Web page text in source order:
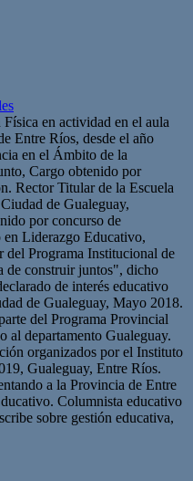
en actividad en el aula
Entre Ríos, desde el año
en el Ámbito de la
Cargo obtenido por
Rector Titular de la Escuela
de Gualeguay,
por concurso de
en Liderazgo Educativo,
del Programa Institucional de
de construir juntos", dicho
de interés educativo
de Gualeguay, Mayo 2018.
del Programa Provincial
al departamento Gualeguay.
organizados por el Instituto
Gualeguay, Entre Ríos.
a la Provincia de Entre
Columnista educativo
sobre gestión educativa,